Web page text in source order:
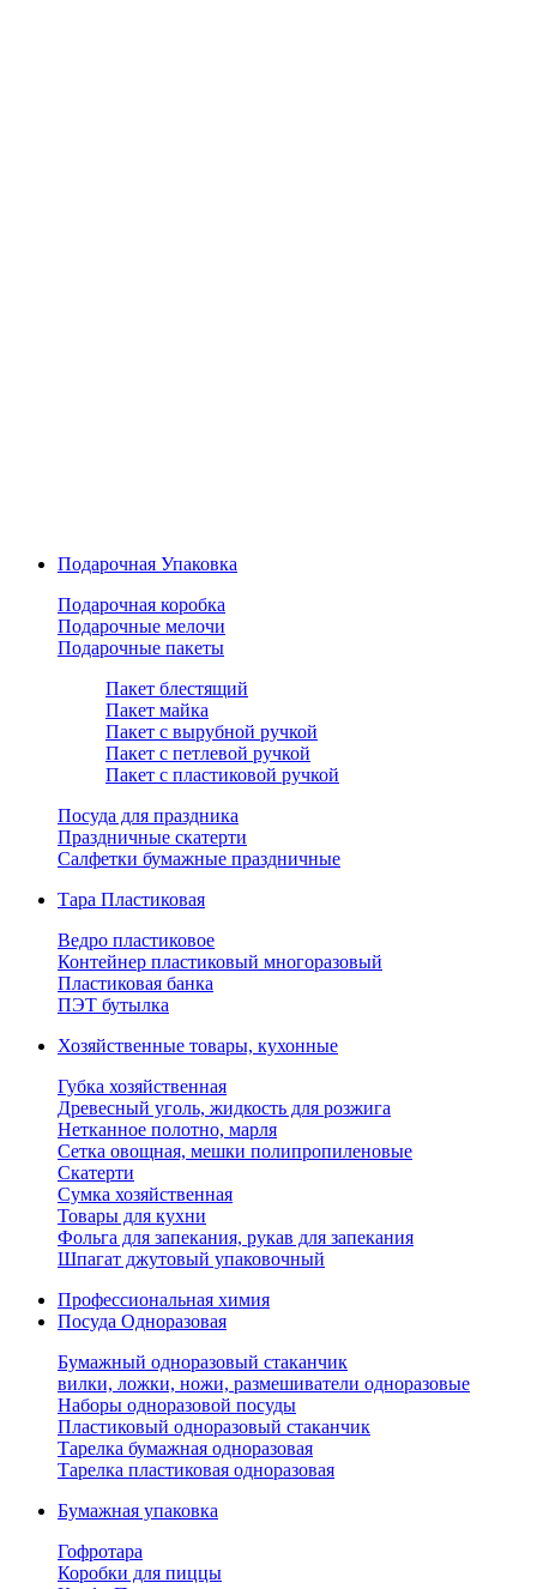
Подарочная Упаковка
Подарочная коробка
Подарочные мелочи
Подарочные пакеты
Пакет блестящий
Пакет майка
Пакет с вырубной ручкой
Пакет с петлевой ручкой
Пакет с пластиковой ручкой
Посуда для праздника
Праздничные скатерти
Салфетки бумажные праздничные
Тара Пластиковая
Ведро пластиковое
Контейнер пластиковый многоразовый
Пластиковая банка
ПЭТ бутылка
Хозяйственные товары, кухонные
Губка хозяйственная
Древесный уголь, жидкость для розжига
Нетканное полотно, марля
Сетка овощная, мешки полипропиленовые
Скатерти
Сумка хозяйственная
Товары для кухни
Фольга для запекания, рукав для запекания
Шпагат джутовый упаковочный
Профессиональная химия
Посуда Одноразовая
Бумажный одноразовый стаканчик
вилки, ложки, ножи, размешиватели одноразовые
Наборы одноразовой посуды
Пластиковый одноразовый стаканчик
Тарелка бумажная одноразовая
Тарелка пластиковая одноразовая
Бумажная упаковка
Гофротара
Коробки для пиццы